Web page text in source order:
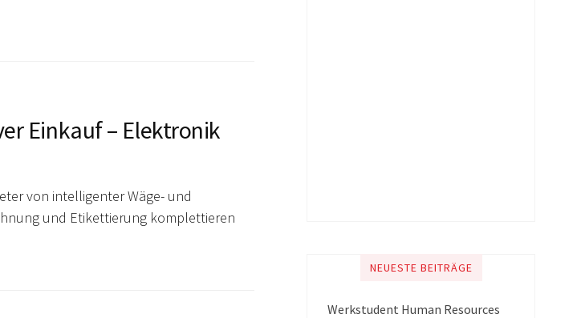
Einkauf – Elektronik
von intelligenter Wäge- und
und Etikettierung komplettieren
NEUESTE BEITRÄGE
Werkstudent Human Resources